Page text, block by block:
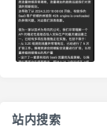
站内搜索